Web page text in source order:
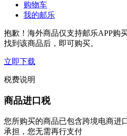
购物车
我的邮乐
抱歉！海外商品仅支持邮乐APP购
找到该商品后，即可购买。
立即下载
税费说明
商品进口税
您所购买的商品已包含跨境电商进
承担，您无需再行支付